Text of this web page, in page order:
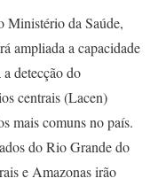
Ministério da Saúde,
ampliada a capacidade
detecção do
centrais (Lacen)
mais comuns no país.
do Rio Grande do
e Amazonas irão